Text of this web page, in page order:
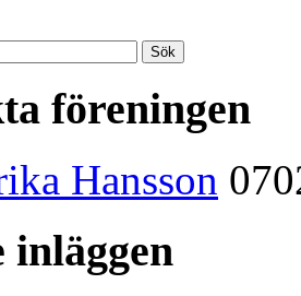
föreningen
Hansson
inläggen